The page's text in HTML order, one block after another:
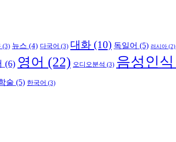
(3) 뉴스 (4) 다국어 (3) 대화 (10) 독일어 (5) 러시아 (2)
(6) 영어 (22) 오디오분석 (3) 음성인식
술 (5) 한국어 (3)